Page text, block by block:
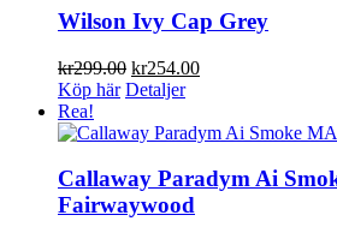
Wilson Ivy Cap Grey
kr299.00 Det
ursprungliga
var:
kr254.00Det
är:
Köp här Detaljer
Rea!
Callaway Paradym Ai
Fairwaywood